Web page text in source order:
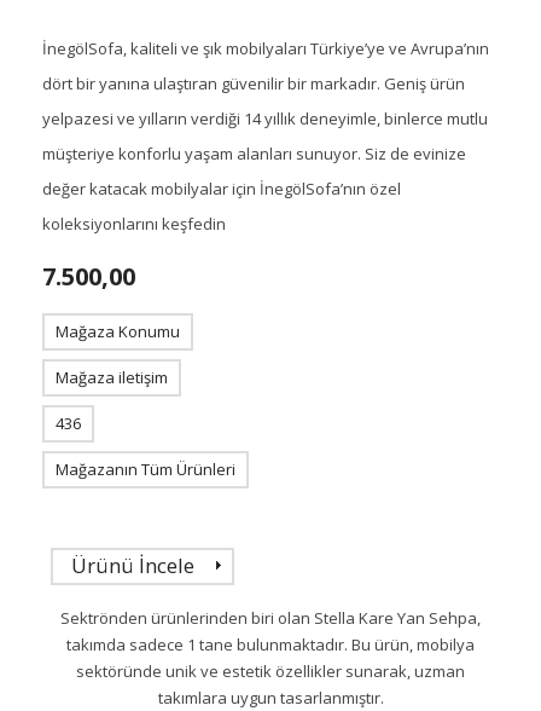
İnegölSofa, kaliteli ve şık mobilyaları Türkiye’ye ve Avrupa’nın
dört bir yanına ulaştıran güvenilir bir markadır. Geniş ürün
yelpazesi ve yılların verdiği 14 yıllık deneyimle, binlerce mutlu
müşteriye konforlu yaşam alanları sunuyor. Siz de evinize
değer katacak mobilyalar için İnegölSofa’nın özel
koleksiyonlarını keşfedin
7.500,00
Mağaza Konumu
Mağaza iletişim
436
Mağazanın Tüm Ürünleri
Ürünü İncele
Sektrönden ürünlerinden biri olan Stella Kare Yan Sehpa,
takımda sadece 1 tane bulunmaktadır. Bu ürün, mobilya
sektöründe unik ve estetik özellikler sunarak, uzman
takımlara uygun tasarlanmıştır.